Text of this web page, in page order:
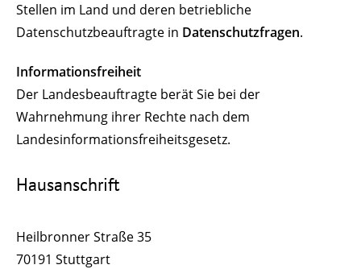
Stellen im Land und deren betriebliche
Datenschutzbeauftragte in Datenschutzfragen.
Informationsfreiheit
Der Landesbeauftragte berät Sie bei der
Wahrnehmung ihrer Rechte nach dem
Landesinformationsfreiheitsgesetz.
Hausanschrift
Heilbronner Straße 35
70191 Stuttgart